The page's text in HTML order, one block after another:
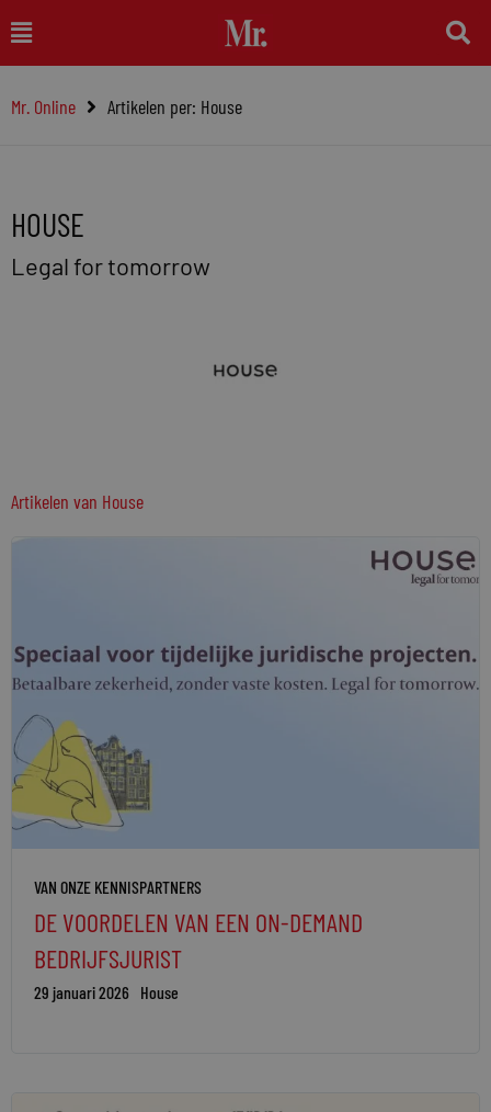
naar
inhoud
Main
Menu
Mr. Online Artikelen per: House
HOUSE
Legal for tomorrow
Artikelen van House
VAN ONZE KENNISPARTNERS
DE VOORDELEN VAN EEN ON-DEMAND
BEDRIJFSJURIST
29 januari 2026 House